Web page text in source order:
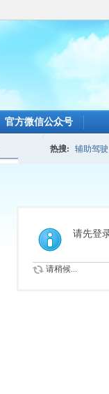
官方微信公众号
热搜: 辅助驾驶
请先登
请稍候...